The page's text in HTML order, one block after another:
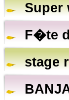
Super
F�te
stage